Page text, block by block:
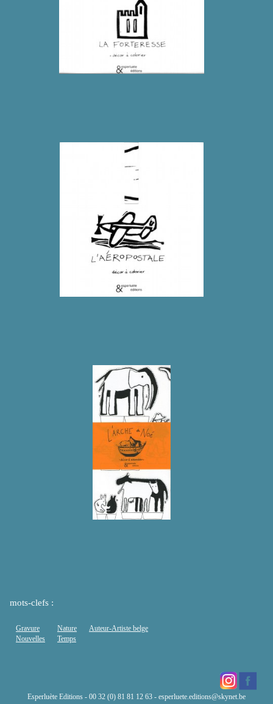
mots-clefs :
Gravure
Nouvelles
Nature
Temps
Auteur-Artiste belge
Esperluète Editions - 00 32 (0) 81 81 12 63 - esperluete.editions@skynet.be